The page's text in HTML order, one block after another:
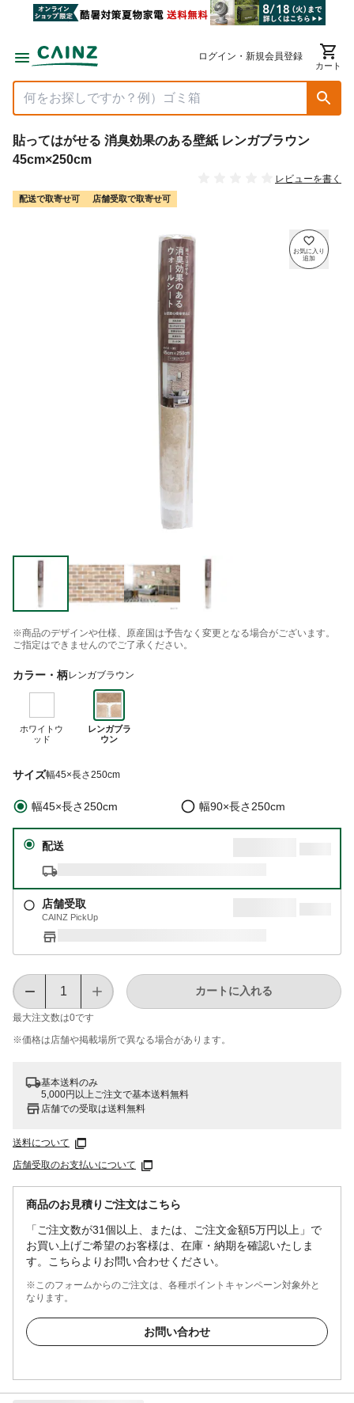
ログイン・新規会員登録
カート
貼ってはがせる 消臭効果のある壁紙 レンガブラウン
45cm×250cm
レビューを書く
配送で取寄せ可 店舗受取で取寄せ可
※商品のデザインや仕様、原産国は予告なく変更となる場合がございます。
ご指定はできませんのでご了承ください。
カラー・柄レンガブラウン
ホワイトウ
ッド
レンガブラ
ウン
サイズ幅45×長さ250cm
幅45×長さ250cm 幅90×長さ250cm
配送
店舗受取
CAINZ PickUp
最大注文数は0です
カートに入れる
※価格は​店舗や​掲載場所で​異なる​場合が​あります。
基本送料のみ
5,000円以上ご注文で基本送料無料
店舗での受取は送料無料
送料について
店舗受取のお支払いについて
商品のお見積りご注文はこちら
「ご注文数が31個以上、または、ご注文金額5万円以上」で
お買い上げご希望のお客様は、在庫・納期を確認いたしま
す。こちらよりお問い合わせください。
※このフォームからのご注文は、各種ポイントキャンペーン対象外と
なります。
お問い合わせ